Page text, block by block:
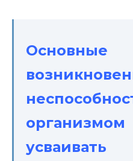
усваивать